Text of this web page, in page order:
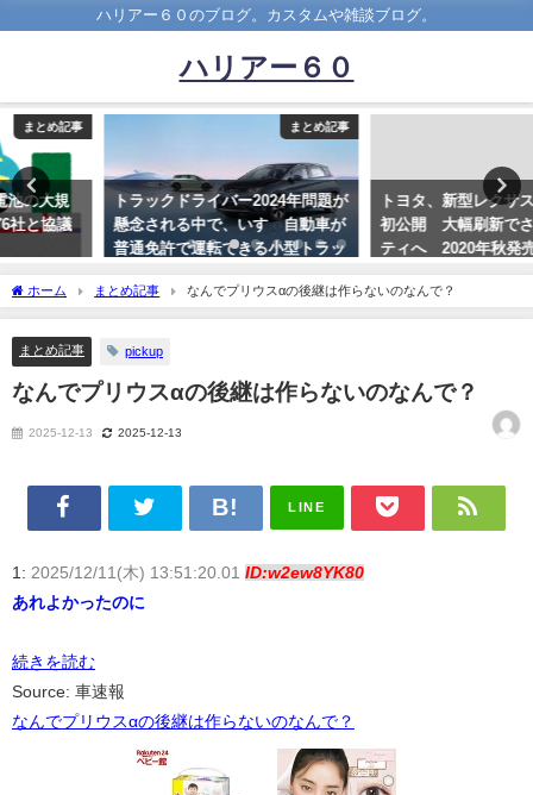
ハリアー６０のブログ。カスタムや雑談ブログ。
ハリアー６０
トラックドライバー2024年問題が
懸念される中で、いすゞ自動車が
普通免許で運転できる小型トラッ
クを来年夏に発売！！！！！
トヨタ、新型レクサス「IS」 世界
初公開 大幅刷新でさらにスポー
ティへ 2020年秋発売予定
ホーム まとめ記事 なんでプリウスαの後継は作らないのなんで？
まとめ記事 pickup
なんでプリウスαの後継は作らないのなんで？
2025-12-13 2025-12-13
LINE
1: 2025/12/11(木) 13:51:20.01 ID:w2ew8YK80
あれよかったのに
続きを読む
Source: 車速報
なんでプリウスαの後継は作らないのなんで？